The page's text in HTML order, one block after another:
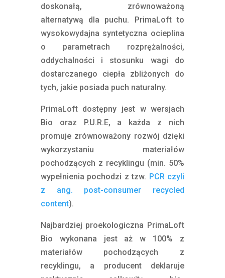
doskonałą, zrównoważoną
alternatywą dla puchu. PrimaLoft to
wysokowydajna syntetyczna ocieplina
o parametrach rozprężalności,
oddychalności i stosunku wagi do
dostarczanego ciepła zbliżonych do
tych, jakie posiada puch naturalny.
PrimaLoft dostępny jest w wersjach
Bio oraz P.U.R.E, a każda z nich
promuje zrównoważony rozwój dzięki
wykorzystaniu materiałów
pochodzących z recyklingu (min. 50%
wypełnienia pochodzi z tzw. PCR czyli
z ang. post-consumer recycled
content).
Najbardziej proekologiczna PrimaLoft
Bio wykonana jest aż w 100% z
materiałów pochodzących z
recyklingu, a producent deklaruje